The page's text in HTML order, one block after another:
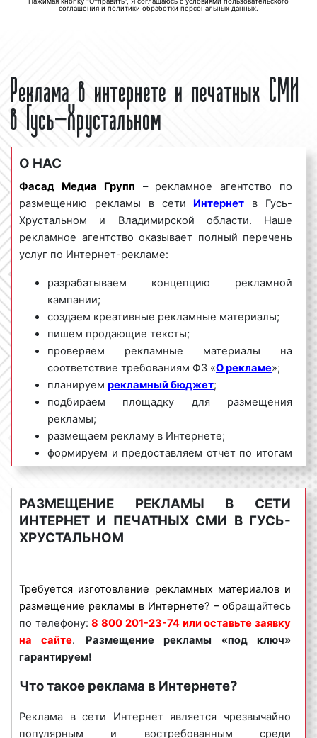
соглашения и политики обработки персональных данных
Реклама в интернете и печатных СМИ
в Гусь-Хрустальном
О НАС
Фасад Медиа Групп – рекламное агентство по
размещению рекламы в сети Интернет в Гусь-
Хрустальном и Владимирской области. Наше
рекламное агентство оказывает полный перечень
услуг по Интернет-рекламе:
разрабатываем концепцию рекламной
кампании;
создаем креативные рекламные материалы;
пишем продающие тексты;
проверяем рекламные материалы на
соответствие требованиям ФЗ «О рекламе»;
планируем рекламный бюджет;
подбираем площадку для размещения
рекламы;
размещаем рекламу в Интернете;
формируем и предоставляем отчет по итогам
проведения рекламной кампании.
Мы обладаем большим опытом и необходимыми
знаниями для проведения качественных и
эффективных рекламных кампаний в сети Интернет
размещению Интернет-рекламы в Гусь-
Хрустальном и Владимирской области необходимо
обращаться по телефону:8 800 201-23-74 или
оставить заявку на сайте
Интернете «под ключ» гарантируем!
Специалисты рекламного агентства «Фасад Медиа
Групп» помогут вам разместить рекламу в
Интернете. Нашим агентством выполнено большое
количество заказов. Многие наши клиенты
РАЗМЕЩЕНИЕ РЕКЛАМЫ В СЕТИ
ИНТЕРНЕТ И ПЕЧАТНЫХ СМИ В ГУСЬ-
ХРУСТАЛЬНОМ
Требуется изготовление рекламных материалов и
размещение рекламы в Интернете? – обращайтесь
по телефону:8 800 201-23-74 или оставьте заявку
на сайте. Размещение рекламы «под ключ»
гарантируем!
Что такое реклама в Интернете?
Реклама в сети Интернет является чрезвычайно
популярным и востребованным среди